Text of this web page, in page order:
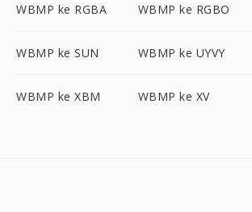
WBMP ke RGBA WBMP ke RGBO
WBMP ke SUN WBMP ke UYVY
WBMP ke XBM WBMP ke XV